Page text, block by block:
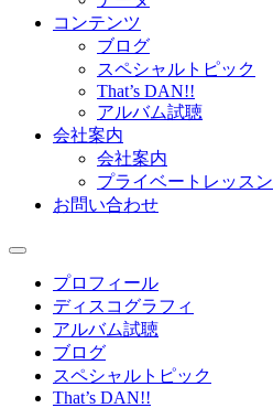
コンテンツ
ブログ
スペシャルトピック
That’s DAN!!
アルバム試聴
会社案内
会社案内
プライベートレッスン
お問い合わせ
プロフィール
ディスコグラフィ
アルバム試聴
ブログ
スペシャルトピック
That’s DAN!!